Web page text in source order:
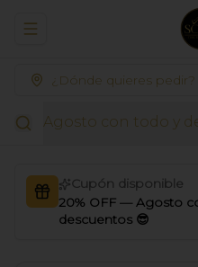
Abrir menu de navegación
¿Dónde quieres pedir?
Agosto con todo y
Cupón disponible
20% OFF — Agosto
descuentos 😎